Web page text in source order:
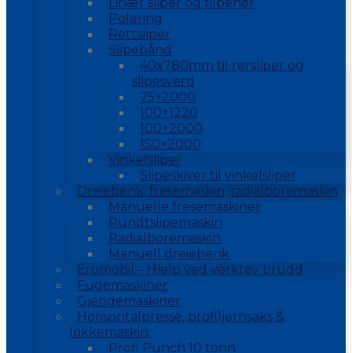
Polering
Rettsliper
Slipebånd
40x780mm til rørsliper og
slipesverd
75×2000
100×1220
100×2000
150×2000
Vinkelsliper
Slipeskiver til vinkelsliper
Dreiebenk, fresemaskin, radialboremaskin
Manuelle fresemaskiner
Rundtslipemaskin
Radialboremaskin
Manuell dreiebenk
Eromobil – Hjelp ved verktøy brudd
Fugemaskiner
Gjengemaskiner
Horisontalpresse, profiljernsaks &
lokkemaskin
Profi Punch 10 tonn